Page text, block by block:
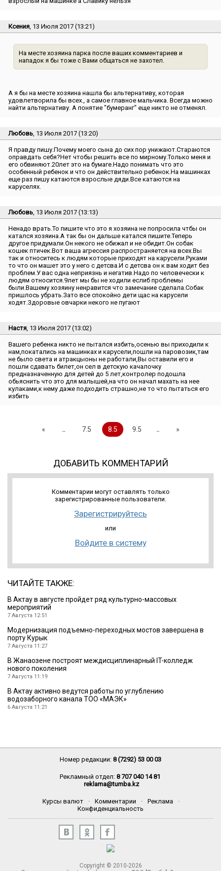
Ксения , 13 Июля 2017 (13:21)
На месте хозяина парка после ваших комментариев и
нападок я бы тоже с Вами общаться не захотел.
А я бы на месте хозяина нашла бы альтернативу, которая
удовлетворила бы всех., а самое главное мальчика. Всегда можно
найти альтернативу. А понятие ″бумеранг″ еще никто не отменял.
Любовь , 13 Июля 2017 (13:20)
Я правду пишу.Почему моего сына до сих пор унижают.Стараются
оправдать себя?Нет чтобы решить все по мирному.Только меня и
его обвиняют.20лет это на бумаге.Надо понимать что это
особенный ребенок и что он действительно ребенок.На машинках
еще раз пишу катаются взрослые дяди.Все катаются на
каруселях.
Любовь , 13 Июля 2017 (13:13)
Ненадо врать.То пишите что это я хозяина не попросила чтбы он
катался хозяина.А так бы он дальше катался пишите.Теперь
другое придумали.Он некого не обижал и не обидит.Он собак
кошек птичек.Вот ваша агрессия распространяется на всех.Вы
так и относитесь к людям которые приходят на карусели.Руками
то что он машет это у него с детсва.И с детсва он к вам ходит без
проблем.У вас одна неприязнь и негатив.Надо по человечески к
людям относится.9лет мы бы не ходили еслиб проблемы
были.Вашему хозяину ненравится что замечание сделала.Собак
пришлось убрать.Зато все спокойно дети щас на карусели
ходят.Здоровые овчарки некого не пугают
Настя , 13 Июля 2017 (13:02)
Вашего ребенка никто не пытался избить,осенью вы приходили к
нам,покатались на машинках и карусели,пошли на паровозик,там
не было света и атракцыоны не работали,Вы оставили его и
пошли сдавать билет,он сел в детскую качалочку
предназначенную для детей до 5 лет,контролер подошла
обьяснить что это для малышей,на что он начал махать на нее
кулаками,к нему даже подходить страшно,не то что пытаться его
избить
« .. 7.5 8.5 9.5 .. »
ДОБАВИТЬ КОММЕНТАРИЙ
Комментарии могут оставлять только
зарегистрированные пользователи.
Зарегистрируйтесь
или
Войдите в систему
ЧИТАЙТЕ ТАКЖЕ:
В Актау в августе пройдет ряд культурно-массовых
мероприятий
7 Августа 12:51
Модернизация подъемно-переходных мостов завершена в
порту Курык
7 Августа 11:27
В Жанаозене построят междисциплинарный IT-колледж
нового поколения
7 Августа 11:19
В Актау активно ведутся работы по углублению
водозаборного канала ТОО «МАЭК»
6 Августа 11:21
Номер редакции: 8 (7292) 53 00 03
Рекламный отдел: 8 707 040 14 81
reklama@tumba.kz
Курсы валют · Комментарии · Реклама
·
Конфиденциальность
Copyright © 2010-2026